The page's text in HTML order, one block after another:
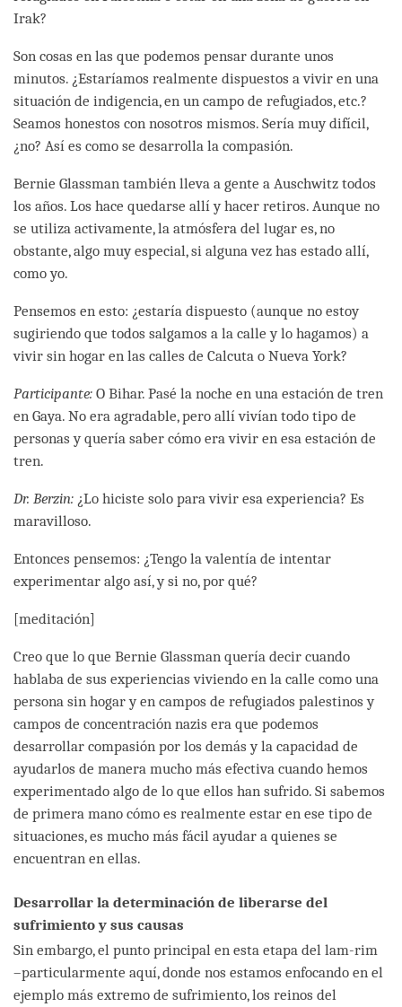
Irak?
Son cosas en las que podemos pensar durante unos
minutos. ¿Estaríamos realmente dispuestos a vivir en una
situación de indigencia, en un campo de refugiados, etc.?
Seamos honestos con nosotros mismos. Sería muy difícil,
¿no? Así es como se desarrolla la compasión.
Bernie Glassman también lleva a gente a Auschwitz todos
los años. Los hace quedarse allí y hacer retiros. Aunque no
se utiliza activamente, la atmósfera del lugar es, no
obstante, algo muy especial, si alguna vez has estado allí,
como yo.
Pensemos en esto: ¿estaría dispuesto (aunque no estoy
sugiriendo que todos salgamos a la calle y lo hagamos) a
vivir sin hogar en las calles de Calcuta o Nueva York?
Participante: O Bihar. Pasé la noche en una estación de tren
en Gaya. No era agradable, pero allí vivían todo tipo de
personas y quería saber cómo era vivir en esa estación de
tren.
Dr. Berzin: ¿Lo hiciste solo para vivir esa experiencia? Es
maravilloso.
Entonces pensemos: ¿Tengo la valentía de intentar
experimentar algo así, y si no, por qué?
[meditación]
Creo que lo que Bernie Glassman quería decir cuando
hablaba de sus experiencias viviendo en la calle como una
persona sin hogar y en campos de refugiados palestinos y
campos de concentración nazis era que podemos
desarrollar compasión por los demás y la capacidad de
ayudarlos de manera mucho más efectiva cuando hemos
experimentado algo de lo que ellos han sufrido. Si sabemos
de primera mano cómo es realmente estar en ese tipo de
situaciones, es mucho más fácil ayudar a quienes se
encuentran en ellas.
Desarrollar la determinación de liberarse del
sufrimiento y sus causas
Sin embargo, el punto principal en esta etapa del lam-rim
–particularmente aquí, donde nos estamos enfocando en el
ejemplo más extremo de sufrimiento, los reinos del